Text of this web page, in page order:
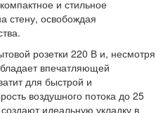
и стильное
стену, освобождая
розетки 220 В и, несмотря
впечатляющей
для быстрой и
воздушного потока до 25
идеальную укладку в